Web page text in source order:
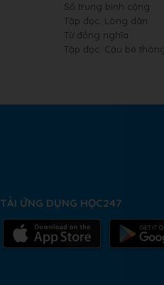
Số trung bình cộng
Tập đọc: Lòng dân
Từ đồng nghĩa
Tập đọc: Cậu bé
TẢI ỨNG DỤNG HỌC247